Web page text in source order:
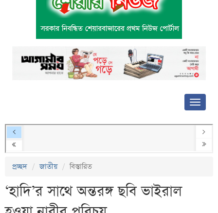
প্রচ্ছদ জাতীয় বিস্তারিত
‘হাদি’র সাথে অন্তরঙ্গ ছবি ভাইরাল